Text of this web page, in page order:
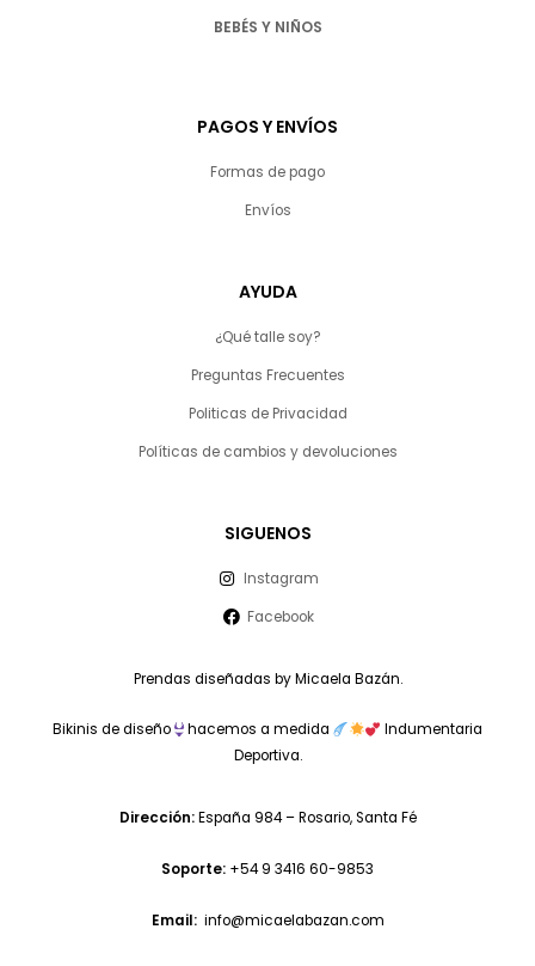
BEBÉS Y NIÑOS
PAGOS Y ENVÍOS
Formas de pago
Envíos
AYUDA
¿Qué talle soy?
Preguntas Frecuentes
Politicas de Privacidad
Políticas de cambios y devoluciones
SIGUENOS
Instagram
Facebook
Prendas diseñadas by Micaela Bazán.
Bikinis de diseño hacemos a medida
Indumentaria
Deportiva.
Dirección:España 984 – Rosario, Santa Fé
Soporte: +54 9 3416 60-9853
Email: info@micaelabazan.com